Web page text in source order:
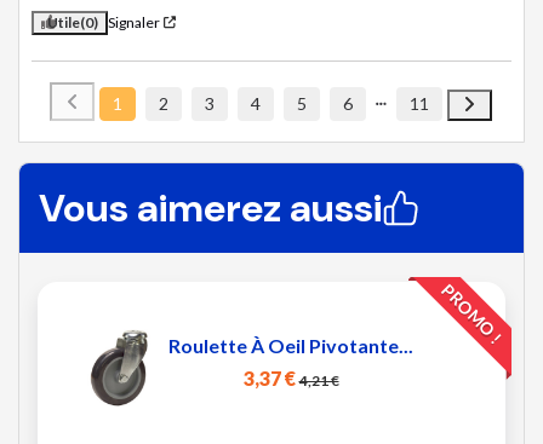
Utile(0) Signaler
1 2 3 4 5 6 11
Vous aimerez aussi
Roulette À Oeil Pivotante...
3,37 €4,21 €
PROMO !